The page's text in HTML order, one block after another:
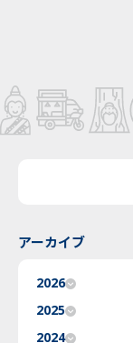
アーカイブ
2026
2025
2024